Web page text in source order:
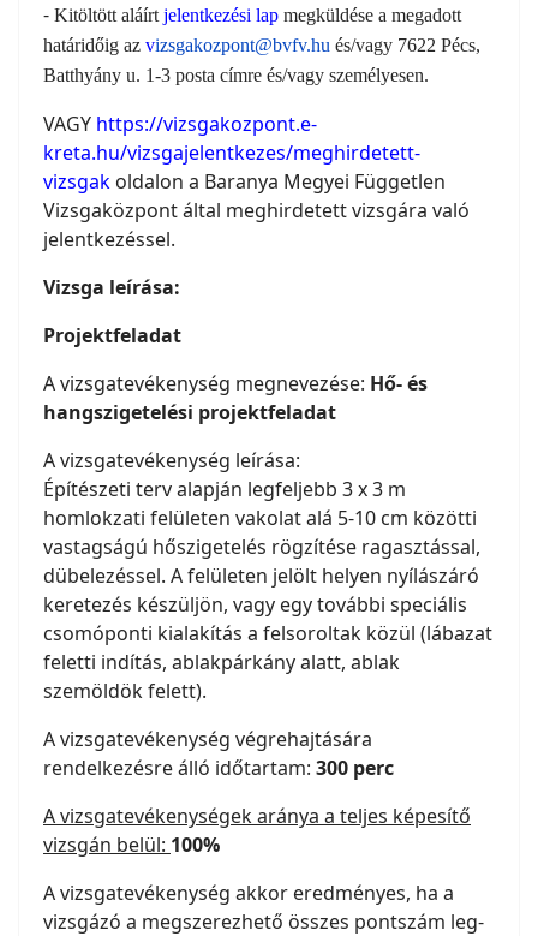
- Kitöltött aláírt jelentkezési lap megküldése a megadott
határidőig az vizsgakozpont@bvfv.hu és/vagy 7622 Pécs,
Batthyány u. 1-3 posta címre és/vagy személyesen.
VAGY https://vizsgakozpont.e-
kreta.hu/vizsgajelentkezes/meghirdetett-
vizsgak oldalon a Baranya Megyei Független
Vizsgaközpont által meghirdetett vizsgára való
jelentkezéssel.
Vizsga leírása:
Projektfeladat
A vizsgatevékenység megnevezése: Hő- és
hangszigetelési projektfeladat
A vizsgatevékenység leírása:
Építészeti terv alapján legfeljebb 3 x 3 m
homlokzati felületen vakolat alá 5-10 cm közötti
vastagságú hőszigetelés rögzítése ragasztással,
dübelezéssel. A felületen jelölt helyen nyílászáró
keretezés készüljön, vagy egy további speciális
csomóponti kialakítás a felsoroltak közül (lábazat
feletti indítás, ablakpárkány alatt, ablak
szemöldök felett).
A vizsgatevékenység végrehajtására
rendelkezésre álló időtartam: 300 perc
A vizsgatevékenységek aránya a teljes képesítő
vizsgán belül: 100%
A vizsgatevékenység akkor eredményes, ha a
vizsgázó a megszerezhető összes pontszám leg-